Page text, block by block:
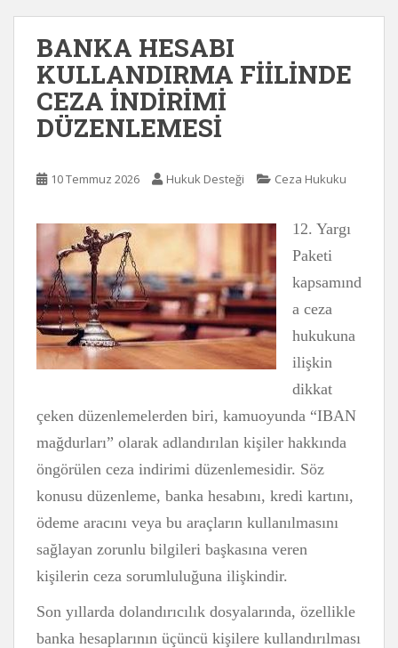
BANKA HESABI
KULLANDIRMA FİİLİNDE
CEZA İNDİRİMİ
DÜZENLEMESİ
10 Temmuz 2026 Hukuk Desteği Ceza Hukuku
12. Yargı
Paketi
kapsamınd
a ceza
hukukuna
ilişkin
dikkat
çeken düzenlemelerden biri, kamuoyunda “IBAN
mağdurları” olarak adlandırılan kişiler hakkında
öngörülen ceza indirimi düzenlemesidir. Söz
konusu düzenleme, banka hesabını, kredi kartını,
ödeme aracını veya bu araçların kullanılmasını
sağlayan zorunlu bilgileri başkasına veren
kişilerin ceza sorumluluğuna ilişkindir.
Son yıllarda dolandırıcılık dosyalarında, özellikle
banka hesaplarının üçüncü kişilere kullandırılması